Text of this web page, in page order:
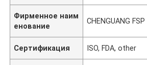
Фирменное наим
енование
CHENGUANG FSP
Сертификация ISO, FDA, other